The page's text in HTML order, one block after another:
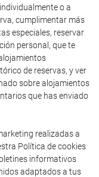
o a
cumplimentar más
especiales, reservar
personal, que te
de reservas, y ver
sobre alojamientos
que has enviado
realizadas a
Política de cookies
informativos
adaptados a tus